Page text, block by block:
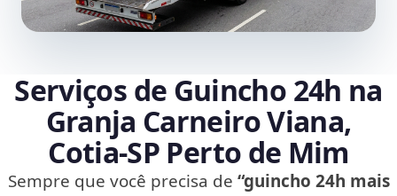
Serviços de Guincho 24h na
Granja Carneiro Viana,
Cotia‑SP Perto de Mim
Sempre que você precisa de “guincho 24h mais